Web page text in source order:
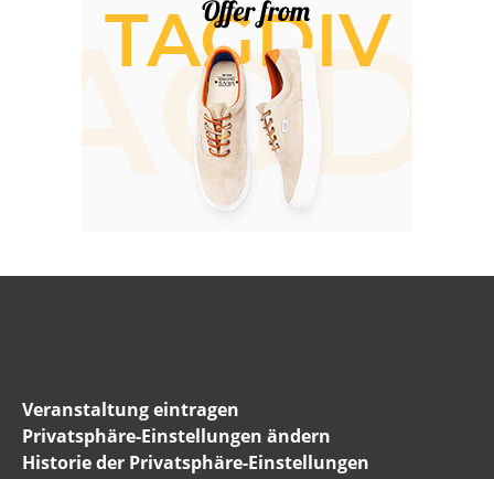
Veranstaltung eintragen
Privatsphäre-Einstellungen ändern
Historie der Privatsphäre-Einstellungen